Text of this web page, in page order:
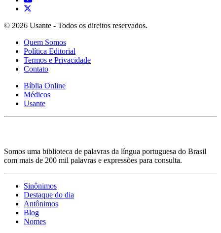
© 2026 Usante - Todos os direitos reservados.
Quem Somos
Política Editorial
Termos e Privacidade
Contato
Bíblia Online
Médicos
Usante
Somos uma biblioteca de palavras da língua portuguesa do Brasil
com mais de 200 mil palavras e expressões para consulta.
Sinônimos
Destaque do dia
Antônimos
Blog
Nomes